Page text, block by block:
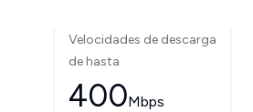
Velocidades de descarga
de hasta
400Mbps